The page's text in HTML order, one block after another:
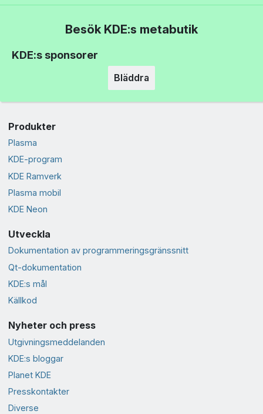
Besök KDE:s metabutik
KDE:s sponsorer
Bläddra
Produkter
Plasma
KDE-program
KDE Ramverk
Plasma mobil
KDE Neon
Utveckla
Dokumentation av programmeringsgränssnitt
Qt-dokumentation
KDE:s mål
Källkod
Nyheter och press
Utgivningsmeddelanden
KDE:s bloggar
Planet KDE
Presskontakter
Diverse